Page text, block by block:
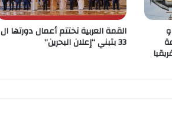
القمة العربية تختتم أعمال دورتها ال
33 بتبني “إعلان البحرين”